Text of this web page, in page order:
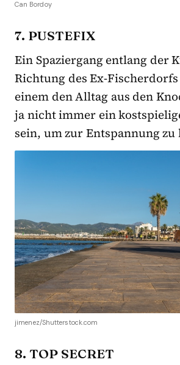
Can Bordoy
7. PUSTEFIX
Ein Spaziergang entlang der
Richtung des Ex-
einem den Alltag aus den
ja nicht immer ein
sein, um zur Entspannung zu
jimenez/Shutterstock.com
8. TOP SECRET